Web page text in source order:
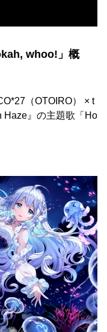
whoo!」概
（OTOIRO） × t
Haze』の主題歌「Ho